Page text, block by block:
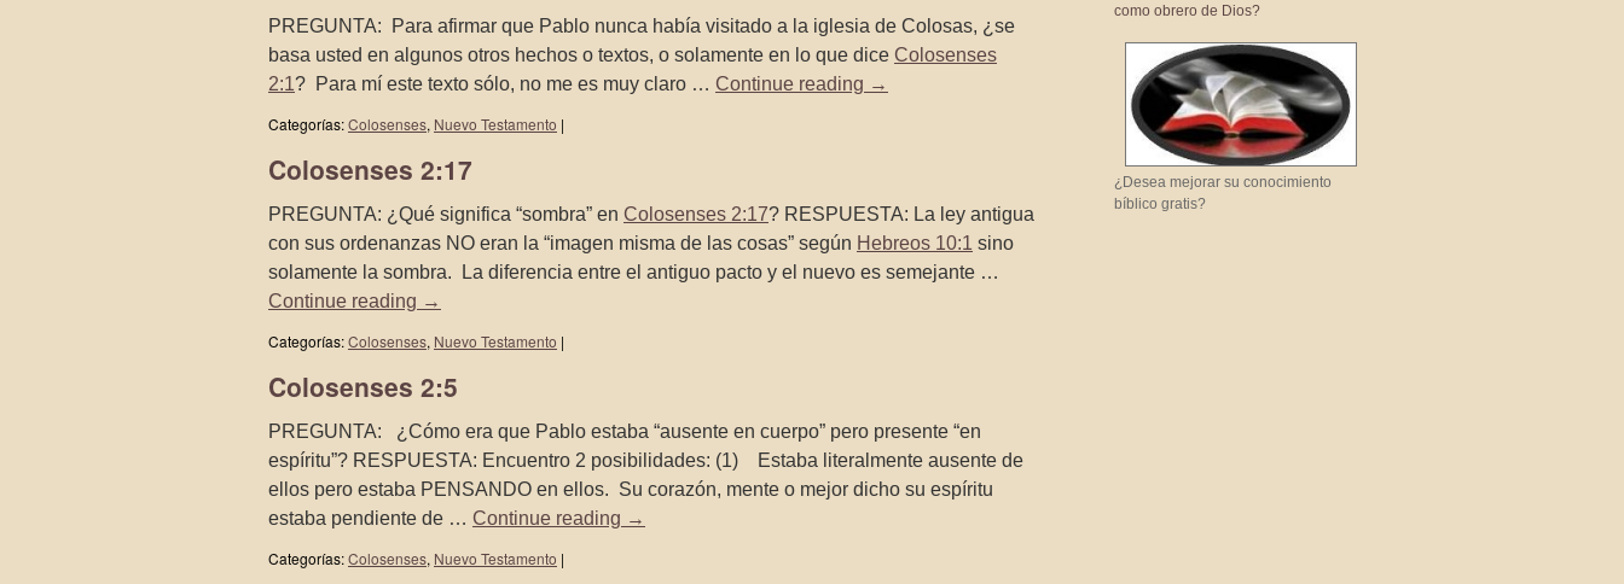
PREGUNTA: Para afirmar que Pablo nunca había visitado a la iglesia de Colosas, ¿se
basa usted en algunos otros hechos o textos, o solamente en lo que dice Colosenses
2:1? Para mí este texto sólo, no me es muy claro … Continue reading →
Categorías:Colosenses, Nuevo Testamento |
Colosenses 2:17
PREGUNTA: ¿Qué significa “sombra” en Colosenses 2:17? RESPUESTA: La ley antigua
con sus ordenanzas NO eran la “imagen misma de las cosas” según Hebreos 10:1 sino
solamente la sombra. La diferencia entre el antiguo pacto y el nuevo es semejante …
Continue reading →
Categorías:Colosenses, Nuevo Testamento |
Colosenses 2:5
PREGUNTA: ¿Cómo era que Pablo estaba “ausente en cuerpo” pero presente “en
espíritu”? RESPUESTA: Encuentro 2 posibilidades: (1) Estaba literalmente ausente de
ellos pero estaba PENSANDO en ellos. Su corazón, mente o mejor dicho su espíritu
estaba pendiente de … Continue reading →
Categorías:Colosenses, Nuevo Testamento |
como obrero de Dios?
¿Desea mejorar su conocimiento
bíblico gratis?